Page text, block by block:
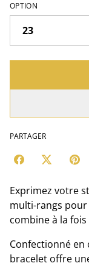
OPTION
PARTAGER
Exprimez votre
multi-rangs
combine à la
Confectionné en
bracelet offre